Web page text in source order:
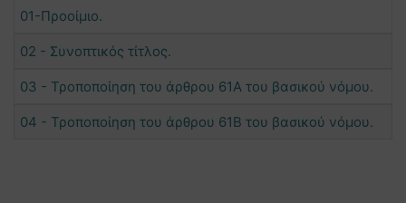
01-Προοίμιο.
02 - Συνοπτικός τίτλος.
03 - Τροποποίηση του άρθρου 61Α του βασικού νόμου.
04 - Τροποποίηση του άρθρου 61Β του βασικού νόμου.